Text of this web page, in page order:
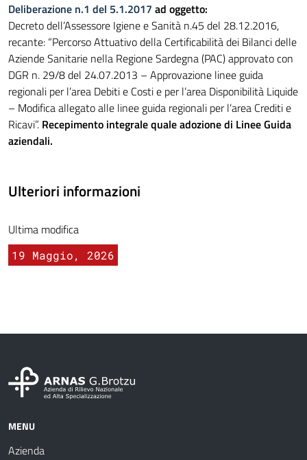
Deliberazione n.1 del 5.1.2017 ad oggetto:
Decreto dell’Assessore Igiene e Sanità n.45 del 28.12.2016,
recante: “Percorso Attuativo della Certificabilità dei Bilanci delle
Aziende Sanitarie nella Regione Sardegna (PAC) approvato con
DGR n. 29/8 del 24.07.2013 – Approvazione linee guida
regionali per l’area Debiti e Costi e per l’area Disponibilità Liquide
– Modifica allegato alle linee guida regionali per l’area Crediti e
Ricavi”. Recepimento integrale quale adozione di Linee Guida
aziendali.
Ulteriori informazioni
Ultima modifica
19 Maggio, 2026
MENU
Azienda